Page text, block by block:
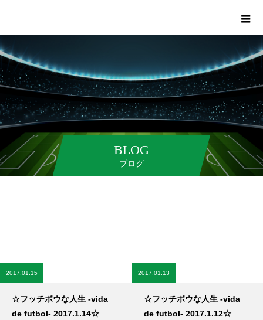
BLOG
ブログ
2017.01.15
☆フッチボウな人生 -vida
de futbol- 2017.1.14☆
2017.01.13
☆フッチボウな人生 -vida
de futbol- 2017.1.12☆